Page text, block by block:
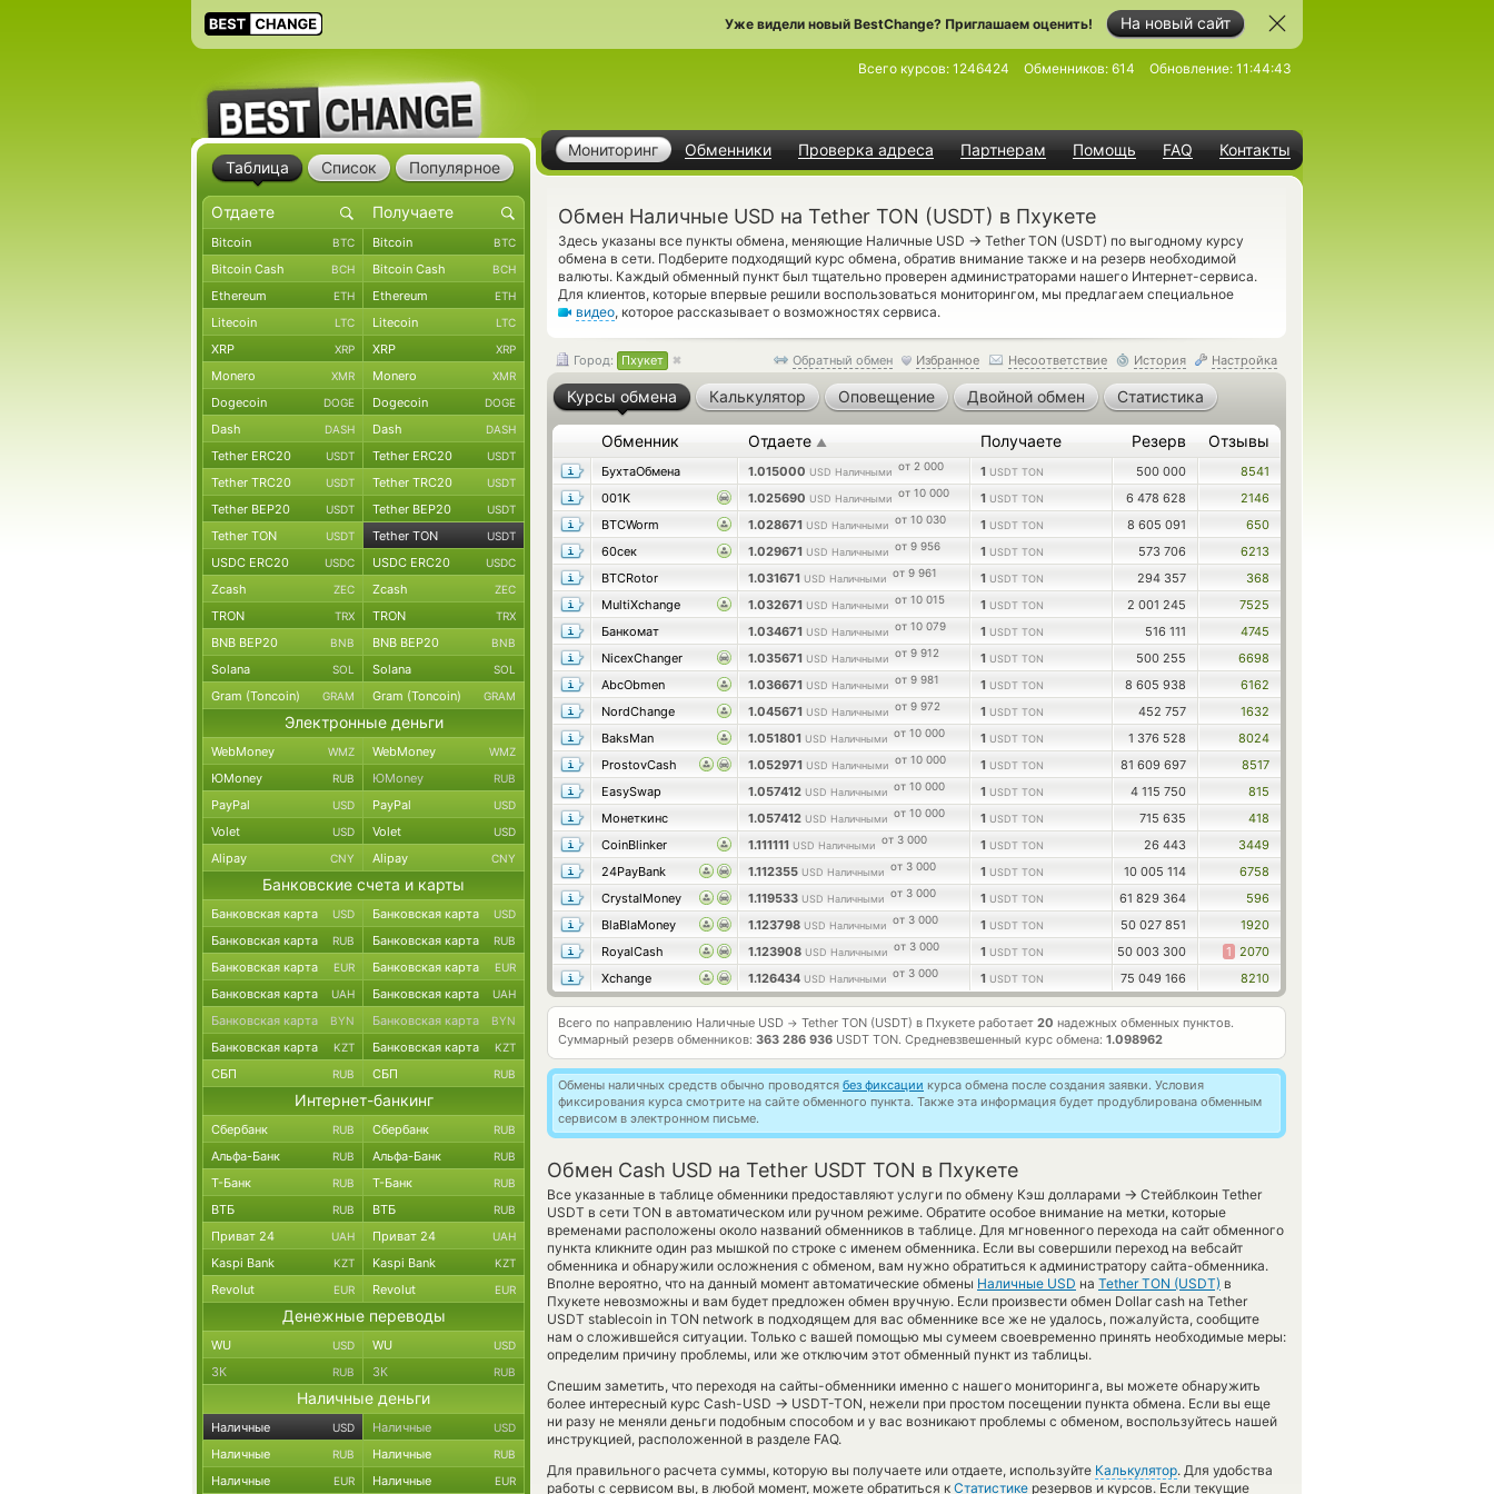
На новый сайт
Уже видели новый BestChange? Приглашаем оценить!
Мониторинг Обменники Проверка адреса Партнерам Помощь FAQ Контакты
Всего курсов: 1246424 Обменников: 614 Обновление: 11:44:43
Обмен Наличные USD на Tether TON (USDT) в Пхукете
Здесь указаны все пункты обмена, меняющие Наличные USD → Tether TON (USDT) по выгодному курсу
обмена в сети. Подберите подходящий курс обмена, обратив внимание также и на резерв необходимой
валюты. Каждый обменный пункт был тщательно проверен администраторами нашего Интернет-сервиса.
Для клиентов, которые впервые решили воспользоваться мониторингом, мы предлагаем специальное
видео, которое рассказывает о возможностях сервиса.
Обратный обмен Избранное Несоответствие История Настройка
Город: Пхукет
Курсы обмена Калькулятор Оповещение Двойной обмен Статистика
Обменник Отдаете ▲ Получаете Резерв Отзывы
БухтаОбмена 1.015000 USD Наличными от 2 000 1 USDT TON 500 000
8541
001K
1.025690 USD Наличными от 10 000 1 USDT TON 6 478 628
2146
BTCWorm
1.028671 USD Наличными от 10 030 1 USDT TON 8 605 091
650
60сек
1.029671 USD Наличными от 9 956 1 USDT TON 573 706
6213
BTCRotor
1.031671 USD Наличными от 9 961 1 USDT TON 294 357
368
MultiXchange
1.032671 USD Наличными от 10 015 1 USDT TON 2 001 245
7525
Банкомат
1.034671 USD Наличными от 10 079 1 USDT TON 516 111
4745
NicexChanger
1.035671 USD Наличными от 9 912 1 USDT TON 500 255
6698
AbcObmen
1.036671 USD Наличными от 9 981 1 USDT TON 8 605 938
6162
NordChange
1.045671 USD Наличными от 9 972 1 USDT TON 452 757
1632
BaksMan
1.051801 USD Наличными от 10 000 1 USDT TON 1 376 528
8024
ProstovCash
1.052971 USD Наличными от 10 000 1 USDT TON 81 609 697
8517
EasySwap
1.057412 USD Наличными от 10 000 1 USDT TON 4 115 750
815
Монеткинс
1.057412 USD Наличными от 10 000 1 USDT TON 715 635
418
CoinBlinker
1.111111 USD Наличными от 3 000 1 USDT TON 26 443
3449
24PayBank
1.112355 USD Наличными от 3 000 1 USDT TON 10 005 114
6758
CrystalMoney
1.119533 USD Наличными от 3 000 1 USDT TON 61 829 364
596
BlaBlaMoney
1.123798 USD Наличными от 3 000 1 USDT TON 50 027 851
1920
RoyalCash
1.123908 USD Наличными от 3 000 1 USDT TON 50 003 300 1 2070
Xchange
1.126434 USD Наличными от 3 000 1 USDT TON 75 049 166 8210
Всего по направлению Наличные USD → Tether TON (USDT) в Пхукете работает 20 надежных обменных пунктов.
Суммарный резерв обменников: 363 286 936 USDT TON. Средневзвешенный курс обмена: 1.098962
Обмены наличных средств обычно проводятся без фиксации курса обмена после создания заявки. Условия
фиксирования курса смотрите на сайте обменного пункта. Также эта информация будет продублирована обменным
сервисом в электронном письме.
Обмен Cash USD на Tether USDT TON в Пхукете
Все указанные в таблице обменники предоставляют услуги по обмену Кэш долларами → Стейблкоин Tether
USDT в сети TON в автоматическом или ручном режиме. Обратите особое внимание на метки, которые
временами расположены около названий обменников в таблице. Для мгновенного перехода на сайт обменного
пункта кликните один раз мышкой по строке с именем обменника. Если вы совершили переход на вебсайт
обменника и обнаружили осложнения с обменом, вам нужно обратиться к администратору сайта-обменника.
Вполне вероятно, что на данный момент автоматические обмены Наличные USD на Tether TON (USDT) в
Пхукете невозможны и вам будет предложен обмен вручную. Если произвести обмен Dollar cash на Tether
USDT stablecoin in TON network в подходящем для вас обменнике все же не удалось, пожалуйста, сообщите
нам о сложившейся ситуации. Только с вашей помощью мы сумеем своевременно принять необходимые меры:
определим причину проблемы, или же отключим этот обменный пункт из таблицы.
Спешим заметить, что переходя на сайты-обменники именно с нашего мониторинга, вы можете обнаружить
более интересный курс Cash-USD → USDT-TON, нежели при простом посещении пункта обмена. Если вы еще
ни разу не меняли деньги подобным способом и у вас возникают проблемы с обменом, воспользуйтесь нашей
инструкцией, расположенной в разделе FAQ.
Для правильного расчета суммы, которую вы получаете или отдаете, используйте Калькулятор. Для удобства
работы с сервисом вы, в любой момент, можете обратиться к Статистике резервов и курсов. Если текущие
Таблица Список Популярное
Bitcoin BTC Bitcoin BTC
Bitcoin Cash BCH Bitcoin Cash BCH
Ethereum ETH Ethereum ETH
Litecoin LTC Litecoin LTC
XRP XRP XRP XRP
Monero XMR Monero XMR
Dogecoin DOGE Dogecoin DOGE
Dash DASH Dash DASH
Tether ERC20 USDT Tether ERC20 USDT
Tether TRC20 USDT Tether TRC20 USDT
Tether BEP20 USDT Tether BEP20 USDT
Tether TON USDT Tether TON USDT
USDC ERC20 USDC USDC ERC20 USDC
Zcash ZEC Zcash ZEC
TRON TRX TRON TRX
BNB BEP20 BNB BNB BEP20 BNB
Solana SOL Solana SOL
Gram (Toncoin) GRAM Gram (Toncoin) GRAM
Электронные деньги
WebMoney WMZ WebMoney WMZ
ЮMoney RUB ЮMoney RUB
PayPal USD PayPal USD
Volet USD Volet USD
Alipay CNY Alipay CNY
Банковские счета и карты
Банковская карта USD Банковская карта USD
Банковская карта RUB Банковская карта RUB
Банковская карта EUR Банковская карта EUR
Банковская карта UAH Банковская карта UAH
Банковская карта BYN Банковская карта BYN
Банковская карта KZT Банковская карта KZT
СБП RUB СБП RUB
Интернет-банкинг
Сбербанк RUB Сбербанк RUB
Альфа-Банк RUB Альфа-Банк RUB
Т-Банк RUB Т-Банк RUB
ВТБ RUB ВТБ RUB
Приват 24 UAH Приват 24 UAH
Kaspi Bank KZT Kaspi Bank KZT
Revolut EUR Revolut EUR
Денежные переводы
WU USD WU USD
ЗК RUB ЗК RUB
Наличные деньги
Наличные USD Наличные USD
Наличные RUB Наличные RUB
Наличные EUR Наличные EUR